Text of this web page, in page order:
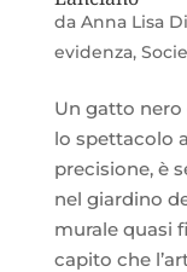
da Anna Lisa
evidenza,
Un gatto nero
lo spettacolo
precisione, è
nel giardino
murale quasi
capito che